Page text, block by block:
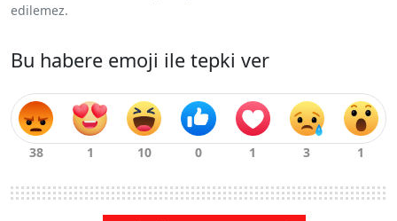
edilemez.
Bu habere emoji ile tepki ver